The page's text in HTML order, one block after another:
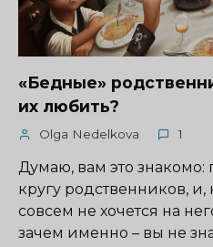
«Бедные»
их любить?
Olga Nedelkova 1
Думаю, вам это знакомо:
кругу родственников,
совсем не хочется на
зачем именно – вы не